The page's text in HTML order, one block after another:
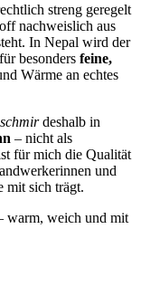
streng geregelt
nachweislich aus
In Nepal wird der
besonders feine,
Wärme an echtes
deshalb in
– nicht als
für mich die Qualität
und
mit sich trägt.
warm, weich und mit